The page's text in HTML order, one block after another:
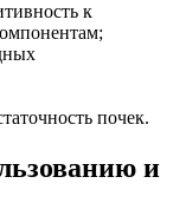
к
почек.
и